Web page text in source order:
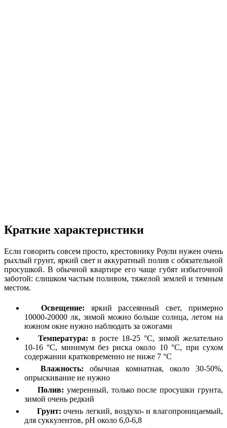
Краткие характеристики
Если говорить совсем просто, крестовнику Роули нужен очень
рыхлый грунт, яркий свет и аккуратный полив с обязательной
просушкой. В обычной квартире его чаще губят избыточной
заботой: слишком частым поливом, тяжелой землей и темным
местом.
Освещение: яркий рассеянный свет, примерно
10000-20000 лк, зимой можно больше солнца, летом на
южном окне нужно наблюдать за ожогами
Температура: в росте 18-25 °C, зимой желательно
10-16 °C, минимум без риска около 10 °C, при сухом
содержании кратковременно не ниже 7 °C
Влажность: обычная комнатная, около 30-50%,
опрыскивание не нужно
Полив: умеренный, только после просушки грунта,
зимой очень редкий
Грунт: очень легкий, воздухо- и влагопроницаемый,
для суккулентов, pH около 6,0-6,8